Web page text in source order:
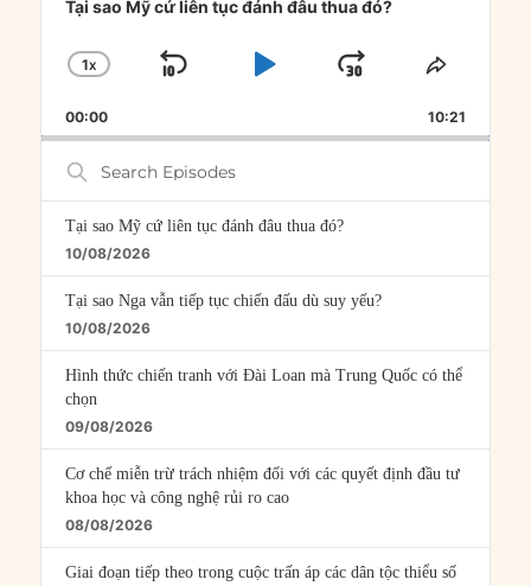
Player
Tại sao Mỹ cứ liên tục đánh đâu thua đó?
CHANGE
RATE
1X
SKIP
PLAYJUMP
FORWARD
SHARE
00:00 10:21
Search
Episodes
Tại sao Mỹ cứ liên tục đánh đâu thua đó?
10/08/2026
Tại sao Nga vẫn tiếp tục chiến đấu dù suy yếu?
10/08/2026
Hình thức chiến tranh với Đài Loan mà Trung Quốc có thể
chọn
09/08/2026
Cơ chế miễn trừ trách nhiệm đối với các quyết định đầu tư
khoa học và công nghệ rủi ro cao
08/08/2026
Giai đoạn tiếp theo trong cuộc trấn áp các dân tộc thiểu số